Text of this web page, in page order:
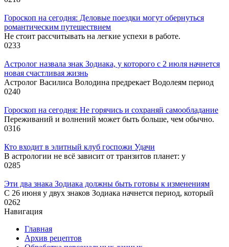
Гороскоп на сегодня: Деловые поездки могут обернуться
романтическим путешествием
Не стоит рассчитывать на легкие успехи в работе.
0233
Астролог назвала знак Зодиака, у которого с 2 июля начнется
новая счастливая жизнь
Астролог Василиса Володина предрекает Водолеям период
0240
Гороскоп на сегодня: Не горячись и сохраняй самообладание
Переживаний и волнений может быть больше, чем обычно.
0316
Кто входит в элитный клуб госпожи Удачи
В астрологии не всё зависит от транзитов планет: у
0285
Эти два знака Зодиака должны быть готовы к изменениям
С 26 июня у двух знаков Зодиака начнется период, который
0262
Навигация
Главная
Архив рецептов